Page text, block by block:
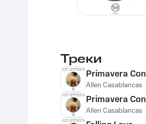
Треки
Primavera
Allen Casablancas
Primavera
Allen Casablancas